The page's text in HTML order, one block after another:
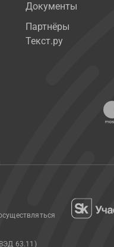
Документы
Партнёры
Текст.ру
63.11)